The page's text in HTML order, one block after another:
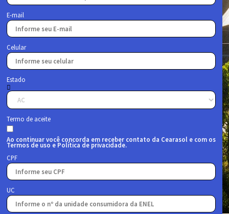
E-mail
Celular
Estado
Termo de aceite
Ao continuar você concorda em receber contato da Cearasol e com os
Termos de uso e Política de privacidade.
CPF
UC